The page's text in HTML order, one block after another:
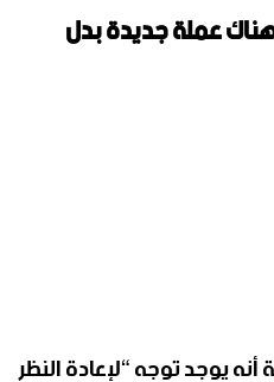
عملة جديدة بدل
يوجد توجه “لإعادة النظر